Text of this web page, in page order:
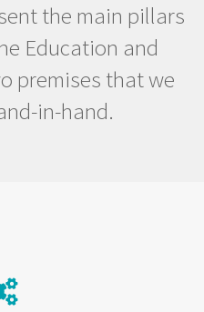
the main pillars
Education and
premises that we
in-hand.